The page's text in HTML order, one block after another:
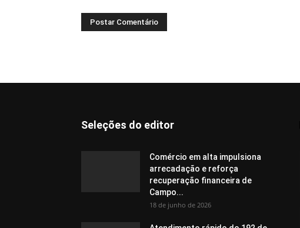
Seleções do editor
Comércio em alta impulsiona
arrecadação e reforça
recuperação financeira de
Campo...
18 de junho de 2026